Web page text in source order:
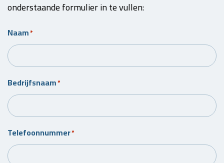
onderstaande formulier in te vullen:
Naam*
Bedrijfsnaam*
Telefoonnummer*